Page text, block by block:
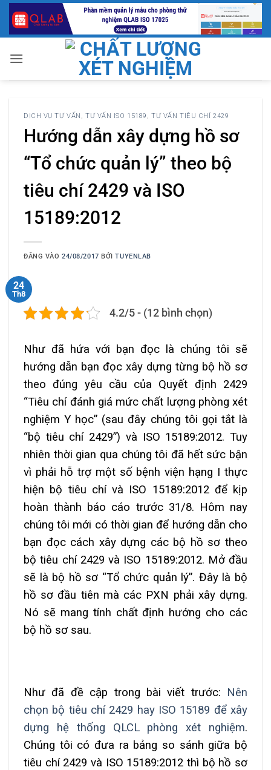
Bỏ
qua
nội
dung
DỊCH VỤ TƯ VẤN , TƯ VẤN ISO 15189 ,TƯ VẤN TIÊU CHÍ 2429
Hướng dẫn xây dựng hồ sơ
“Tổ chức quản lý” theo bộ
tiêu chí 2429 và ISO
15189:2012
ĐĂNG VÀO24/08/2017 BỞITUYENLAB
24
Th8
4.2/5 - (12 bình chọn)
Như đã hứa với bạn đọc là chúng tôi sẽ
hướng dẫn bạn đọc xây dựng từng bộ hồ sơ
theo đúng yêu cầu của Quyết định 2429
“Tiêu chí đánh giá mức chất lượng phòng xét
nghiệm Y học” (sau đây chúng tôi gọi tắt là
“bộ tiêu chí 2429”) và ISO 15189:2012. Tuy
nhiên thời gian qua chúng tôi đã hết sức bận
vì phải hỗ trợ một số bệnh viện hạng I thực
hiện bộ tiêu chí và ISO 15189:2012 để kịp
hoàn thành báo cáo trước 31/8. Hôm nay
chúng tôi mới có thời gian để hướng dẫn cho
bạn đọc cách xây dựng các bộ hồ sơ theo
bộ tiêu chí 2429 và ISO 15189:2012. Mở đầu
sẽ là bộ hồ sơ “Tổ chức quản lý”. Đây là bộ
hồ sơ đầu tiên mà các PXN phải xây dựng.
Nó sẽ mang tính chất định hướng cho các
bộ hồ sơ sau.
Như đã đề cập trong bài viết trước: Nên
chọn bộ tiêu chí 2429 hay ISO 15189 để xây
dựng hệ thống QLCL phòng xét nghiệm.
Chúng tôi có đưa ra bảng so sánh giữa bộ
tiêu chí 2429 và ISO 15189:2012 thì bộ hồ sơ